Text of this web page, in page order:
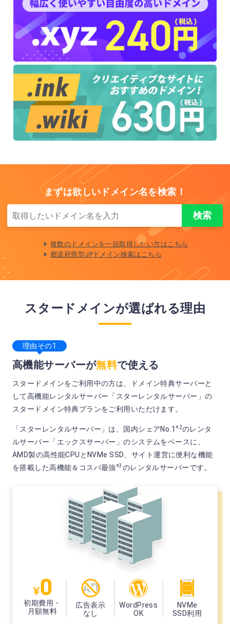
まずは欲しいドメイン名を検索！
複数のドメインを一括取得したい方はこちら
都道府県型JPドメイン検索はこちら
スタードメインが選ばれる理由
理由その1
高機能サーバーが無料で使える
スタードメインをご利用中の方は、ドメイン特典サーバーと
して高機能レンタルサーバー「スターレンタルサーバー」の
スタードメイン特典プランをご利用いただけます。
「スターレンタルサーバー」は、国内シェアNo.1※2のレンタ
ルサーバー「エックスサーバー」のシステムをベースに、
AMD製の高性能CPUとNVMe SSD、サイト運営に便利な機能
を搭載した高機能＆コスパ最強※3 のレンタルサーバーです。
初期費用・
月額無料
広告表示
なし
WordPress
OK
NVMe
SSD利用